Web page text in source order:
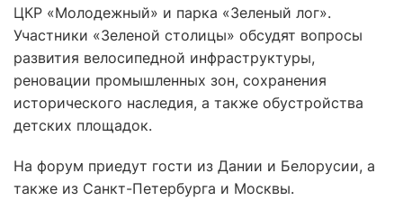
ЦКР «Молодежный» и парка «Зеленый лог».
Участники «Зеленой столицы» обсудят вопросы
развития велосипедной инфраструктуры,
реновации промышленных зон, сохранения
исторического наследия, а также обустройства
детских площадок.
На форум приедут гости из Дании и Белорусии, а
также из Санкт-Петербурга и Москвы.